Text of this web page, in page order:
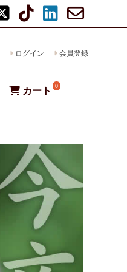
ログイン 会員登録
カート 0